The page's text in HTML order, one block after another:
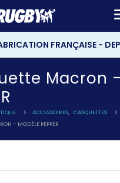
FRANÇAISE -
Macron
ACCESSOIRES, CASQUETTES
– MODÈLE PEPPER